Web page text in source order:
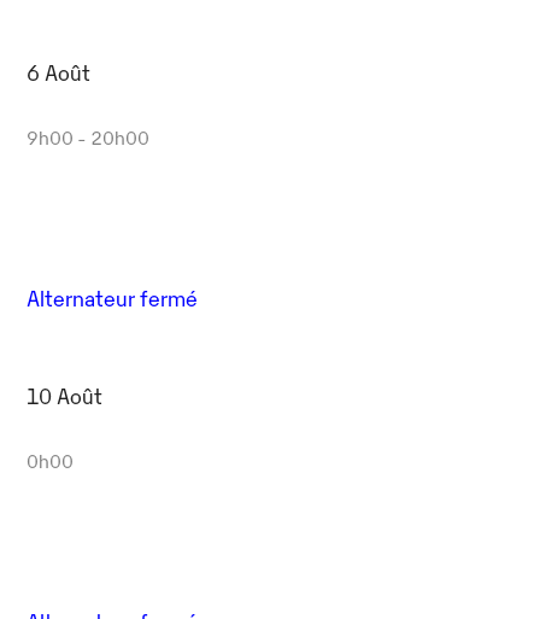
6 Août
9h00 - 20h00
Alternateur fermé
10 Août
0h00